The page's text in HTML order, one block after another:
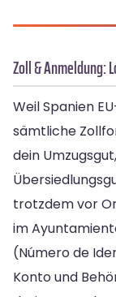
Zoll & Anmeldung:
Weil Spanien
sämtliche
dein
trotzdem vor
im
(Número de
Konto und